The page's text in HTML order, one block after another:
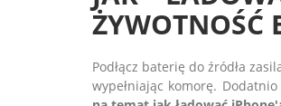
ŻYWOTNOŚĆ
Podłącz baterię do źródła
wypełniając komorę.